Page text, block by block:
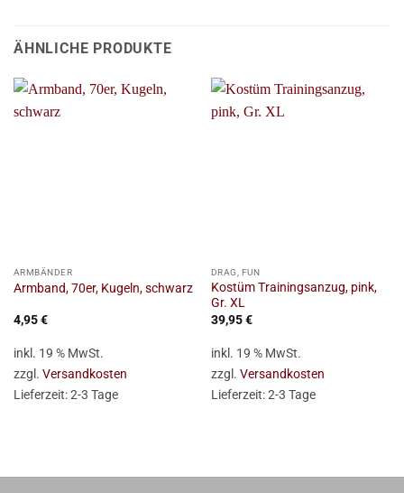
ÄHNLICHE PRODUKTE
ARMBÄNDER
Armband, 70er, Kugeln, schwarz
4,95€
inkl. 19 % MwSt.
zzgl. Versandkosten
Lieferzeit:2-3 Tage
DRAG, FUN
Kostüm Trainingsanzug, pink,
Gr. XL
39,95€
inkl. 19 % MwSt.
zzgl. Versandkosten
Lieferzeit:2-3 Tage